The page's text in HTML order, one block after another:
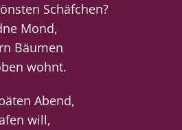
Schäfchen?
Mond,
Bäumen
wohnt.
Abend,
will,